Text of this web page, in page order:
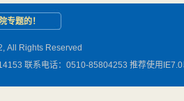
专题的！
All Rights Reserved
联系电话：0510-85804253 推荐使用